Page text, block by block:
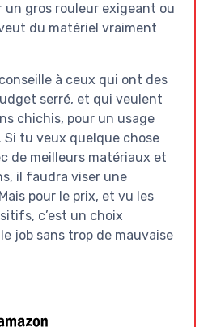
un gros rouleur exigeant ou
du matériel vraiment
à ceux qui ont des
serré, et qui veulent
chichis, pour un usage
tu veux quelque chose
de meilleurs matériaux et
il faudra viser une
pour le prix, et vu les
c’est un choix
job sans trop de mauvaise